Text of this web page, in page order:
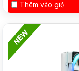
Thêm vào giỏ
HOT